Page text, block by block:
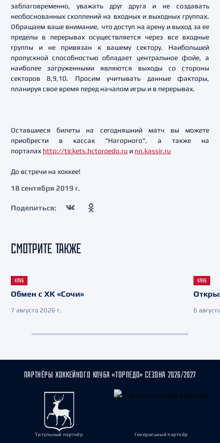
заблаговременно, уважать друг друга и не создавать
необоснованных скоплений на входных и выходных группах.
Обращаем ваше внимание, что доступ на арену и выход за ее
пределы в перерывах осуществляется через все входные
группы и не привязан к вашему сектору. Наибольшей
пропускной способностью обладает центральное фойе, а
наиболее загруженными являются выходы со стороны
секторов 8,9,10. Просим учитывать данные факторы,
планируя свое время перед началом игры и в перерывах.
Оставшиеся билеты на сегодняшний матч вы можете
приобрести в кассах "Нагорного", а также на
порталах http://tickets.hctorpedo.ru и nn.kassir.ru
До встречи на хоккее!
18 сентября 2019 г.
Поделиться:
СМОТРИТЕ ТАКЖЕ
КЛУБ
Обмен с ХК «Сочи»
7 августа 2026 г.
КЛУБ
6
ПАРТНЁРЫ ХОККЕЙНОГО КЛУБА «ТОРПЕДО» СЕЗОНА 2026/2027
Титульный партнёр Генеральный партнёр